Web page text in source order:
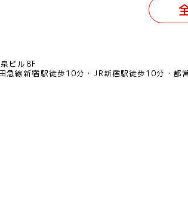
ビル8F
急線新宿駅徒歩10分 JR新宿駅徒歩10分
都